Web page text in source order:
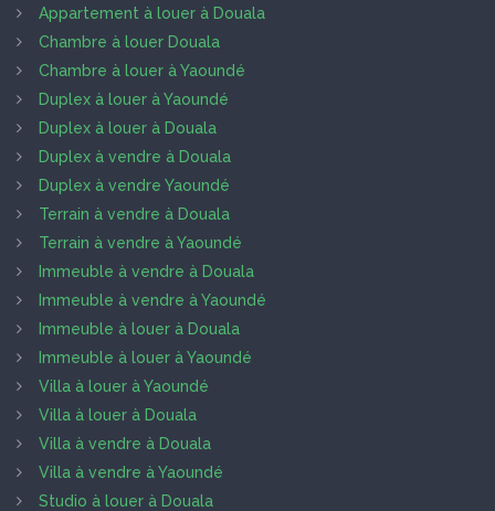
Appartement à louer à Douala
Chambre à louer Douala
Chambre à louer à Yaoundé
Duplex à louer à Yaoundé
Duplex à louer à Douala
Duplex à vendre à Douala
Duplex à vendre Yaoundé
Terrain à vendre à Douala
Terrain à vendre à Yaoundé
Immeuble à vendre à Douala
Immeuble à vendre à Yaoundé
Immeuble à louer à Douala
Immeuble à louer à Yaoundé
Villa à louer à Yaoundé
Villa à louer à Douala
Villa à vendre à Douala
Villa à vendre à Yaoundé
Studio à louer à Douala